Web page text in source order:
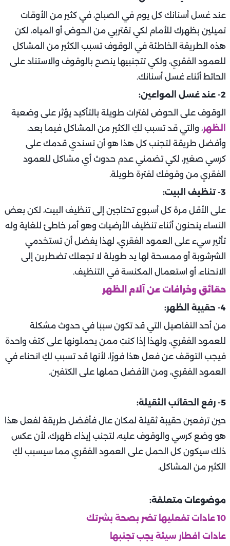
عند غسل أسنانك كل يوم في الصباح، في كثير من الأوقات
تميلين بظهرك للأمام لكي تقتربي من الحوض أو المياه، لكن
هذه الطريقة الخاطئة في الوقوف تسبب الكثير من المشاكل
للعمود الفقري، ولكي تتجنبيها ينصح بالوقوف والاستناد على
الحائط أثناء غسل أسنانك.
2- عند غسل المواعين:
الوقوف على الحوض لفترات طويلة بالتأكيد يؤثر على وضعية
الظهر، والتي قد تسبب لكِ الكثير من المشاكل فيما بعد،
وأفضل طريقة لتجنب كل هذا هو أن تسندي قدمك على
كرسي صغير، لكي تضمني عدم حدوث أي مشاكل للعمود
الفقري من وقوفك لفترة طويلة.
3- تنظيف البيت:
على الأقل مرة كل أسبوع تحتاجين إلى تنظيف البيت، لكن بعض
النساء ينحنون أثناء تنظيف الأرضيات وهو أمر خاطئ للغاية وله
تأثير سيء على العمود الفقري، لهذا يفضل أن تستخدمي
الشرشوبة أو ممسحة لها يد طويلة لا تجعلك تضطرين إلى
الانحناء، أو استعمال المكنسة في التنظيف.
حقائق وخرافات عن آلام الظهر
4- حقيبة الظهر:
من أحد التفاصيل التي قد تكون سببًا في حدوث مشكلة
للعمود الفقري، ولهذا إذا كنتِ ممن يحملونها على كتف واحدة
فيجب التوقف عن فعل هذا فورًا، لأنها قد تسبب لكِ انحناء في
العمود الفقري، ومن الأفضل حملها على الكتفين.
5- رفع الحقائب الثقيلة:
حين ترفعين حقيبة ثقيلة لمكان عال فأفضل طريقة لفعل هذا
هو وضع كرسي والوقوف عليه، لتجنب إيذاء ظهرك، لأن عكس
ذلك سيكون كل الحمل على العمود الفقري مما سيسبب لكِ
الكثير من المشاكل.
موضوعات متعلقة:
10 عادات تفعليها تضر بصحة بشرتك
عادات افطار سيئة يجب تجنبها